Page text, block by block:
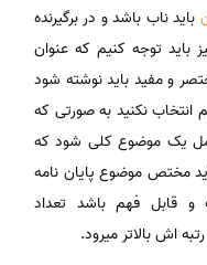
باید ناب باشد و در برگیرنده
باید توجه کنیم که عنوان
و مفید باید نوشته شود
انتخاب نکنید به صورتی که
یک موضوع کلی شود که
مختص موضوع پایان نامه
و قابل فهم باشد تعداد
اش بالاتر میرود.